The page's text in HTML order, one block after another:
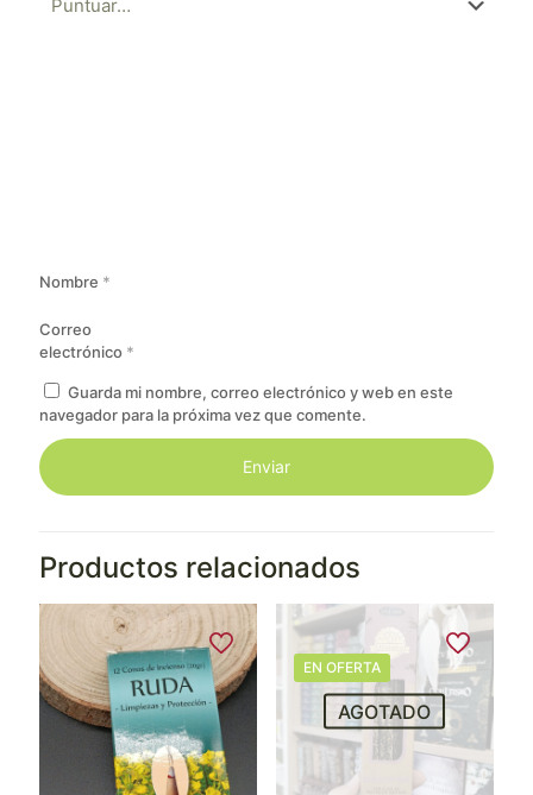
Nombre *
Correo
electrónico *
Guarda mi nombre, correo electrónico y web en este
navegador para la próxima vez que comente.
Productos relacionados
EN OFERTA
AGOTADO